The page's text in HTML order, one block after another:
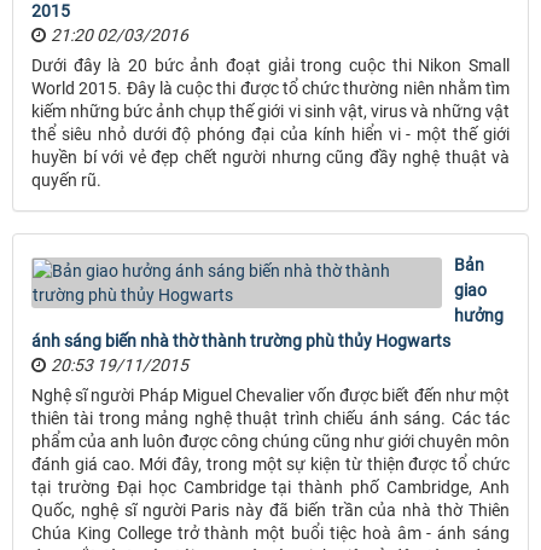
2015
21:20 02/03/2016
Dưới đây là 20 bức ảnh đoạt giải trong cuộc thi Nikon Small
World 2015. Đây là cuộc thi được tổ chức thường niên nhằm tìm
kiếm những bức ảnh chụp thế giới vi sinh vật, virus và những vật
thể siêu nhỏ dưới độ phóng đại của kính hiển vi - một thế giới
huyền bí với vẻ đẹp chết người nhưng cũng đầy nghệ thuật và
quyến rũ.
Bản
giao
hưởng
ánh sáng biến nhà thờ thành trường phù thủy Hogwarts
20:53 19/11/2015
Nghệ sĩ người Pháp Miguel Chevalier vốn được biết đến như một
thiên tài trong mảng nghệ thuật trình chiếu ánh sáng. Các tác
phẩm của anh luôn được công chúng cũng như giới chuyên môn
đánh giá cao. Mới đây, trong một sự kiện từ thiện được tổ chức
tại trường Đại học Cambridge tại thành phố Cambridge, Anh
Quốc, nghệ sĩ người Paris này đã biến trần của nhà thờ Thiên
Chúa King College trở thành một buổi tiệc hoà âm - ánh sáng